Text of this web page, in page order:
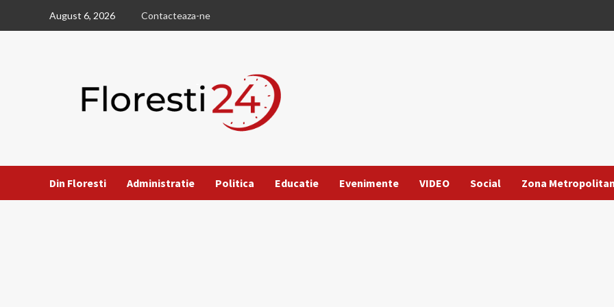
August 6, 2026 Contacteaza-ne
Din Floresti Administratie Politica Educatie Evenimente VIDEO Social Zona